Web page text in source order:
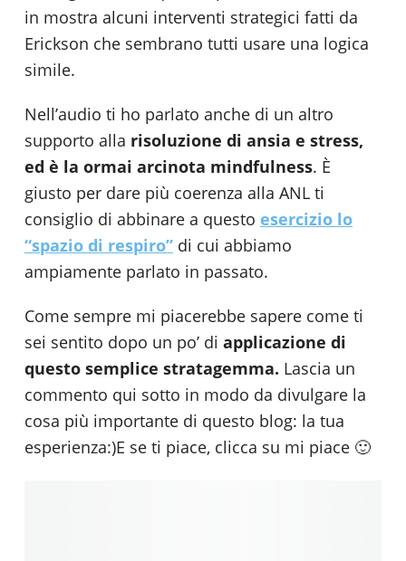
in mostra alcuni interventi strategici fatti da
Erickson che sembrano tutti usare una logica
simile.
Nell’audio ti ho parlato anche di un altro
supporto alla risoluzione di ansia e stress,
ed è la ormai arcinota mindfulness. È
giusto per dare più coerenza alla ANL ti
consiglio di abbinare a questo esercizio lo
“spazio di respiro” di cui abbiamo
ampiamente parlato in passato.
Come sempre mi piacerebbe sapere come ti
sei sentito dopo un po’ di applicazione di
questo semplice stratagemma. Lascia un
commento qui sotto in modo da divulgare la
cosa più importante di questo blog: la tua
esperienza:)E se ti piace, clicca su mi piace 🙂